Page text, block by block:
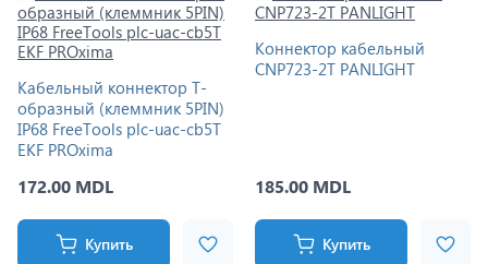
Кабельный коннектор Т-
образный (клеммник 5PIN)
IP68 FreeTools plc-uac-cb5T
EKF PROxima
172.00 MDL
Купить
Коннектор кабельный
CNP723-2T PANLIGHT
185.00 MDL
Купить